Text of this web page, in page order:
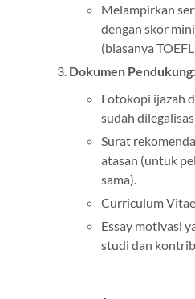
Melampirkan
dengan skor
(biasanya
Dokumen Pendukung:
Fotokopi ijazah
sudah
Surat
atasan (untuk
sama).
Curriculum
Essay motivasi
studi dan